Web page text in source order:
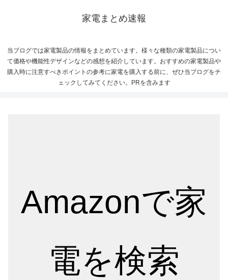
家電まとめ速報
当ブログでは家電製品の情報をまとめています。様々な種類の家電製品につい
て価格や機能性デザインなどの感想を紹介しています。おすすめの家電製品や
購入時に注意すべきポイントの参考に家電を購入する前に、ぜひ当ブログをチ
ェックしてみてください。PRを含みます
Amazonで家
電を検索